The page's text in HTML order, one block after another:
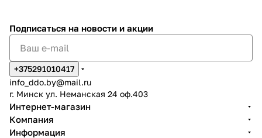
Подписаться на новости и акции
+375291010417
info_ddo.by@mail.ru
г. Минск ул. Неманская 24 оф.403
Интернет-магазин
Компания
Информация